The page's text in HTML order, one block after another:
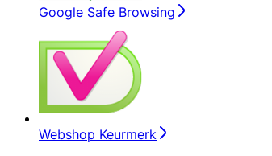
Google Safe Browsing
Webshop Keurmerk